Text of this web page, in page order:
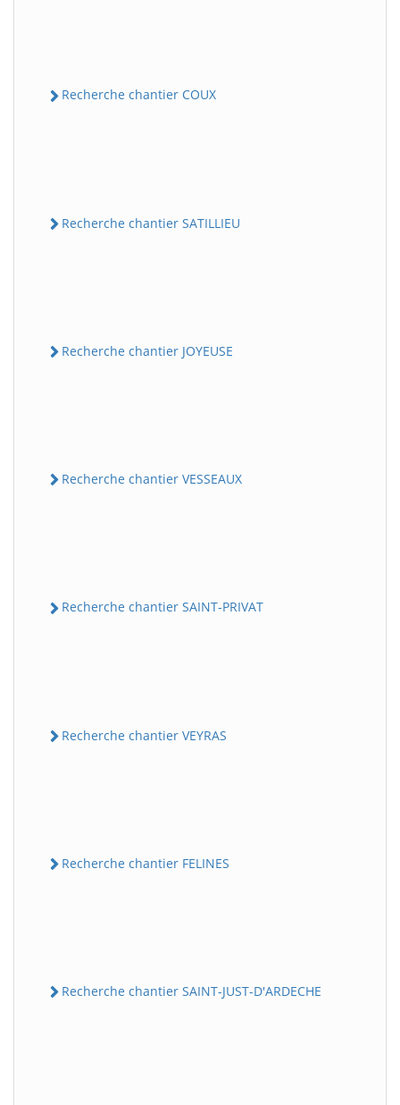
Recherche chantier COUX
Recherche chantier SATILLIEU
Recherche chantier JOYEUSE
Recherche chantier VESSEAUX
Recherche chantier SAINT-PRIVAT
Recherche chantier VEYRAS
Recherche chantier FELINES
Recherche chantier SAINT-JUST-D'ARDECHE